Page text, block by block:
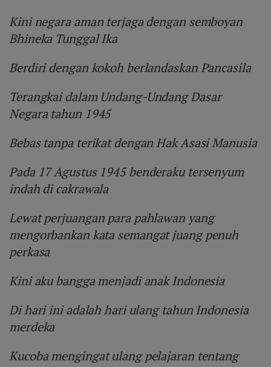
Kini negara aman terjaga dengan semboyan
Bhineka Tunggal Ika
Berdiri dengan kokoh berlandaskan Pancasila
Terangkai dalam Undang-Undang Dasar
Negara tahun 1945
Bebas tanpa terikat dengan Hak Asasi Manusia
Pada 17 Agustus 1945 benderaku tersenyum
indah di cakrawala
Lewat perjuangan para pahlawan yang
mengorbankan kata semangat juang penuh
perkasa
Kini aku bangga menjadi anak Indonesia
Di hari ini adalah hari ulang tahun Indonesia
merdeka
Kucoba mengingat ulang pelajaran tentang